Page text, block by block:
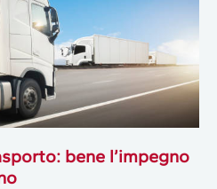
bene l’impegno